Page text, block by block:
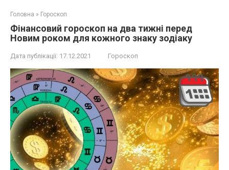
Головна » Гороскоп
Фінансовий гороскоп на два тижні перед
Новим роком для кожного знаку зодіаку
Дата публікації: 17.12.2021 Гороскоп